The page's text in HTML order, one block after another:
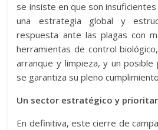
se insiste en que son
una estrategia global y
respuesta ante las plagas con
herramientas de control
arranque y limpieza, y un
se garantiza su pleno
Un sector estratégico y
En definitiva, este cierre de